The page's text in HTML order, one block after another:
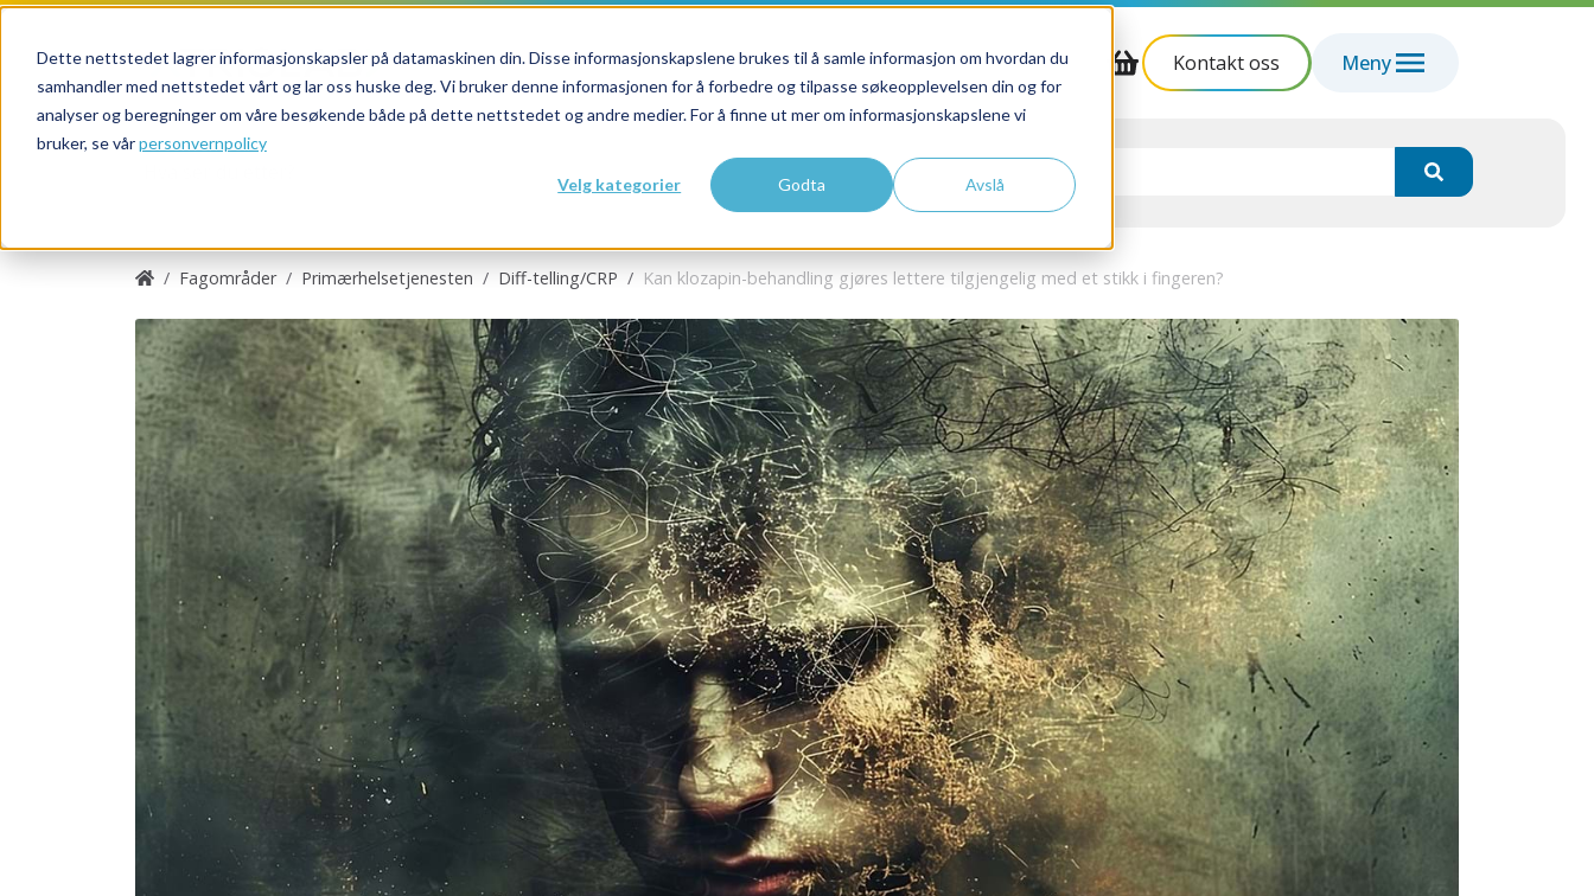
Dette nettstedet lagrer informasjonskapsler på datamaskinen din. Disse informasjonskapslene brukes til å samle informasjon om hvordan du
samhandler med nettstedet vårt og lar oss huske deg. Vi bruker denne informasjonen for å forbedre og tilpasse søkeopplevelsen din og for
analyser og beregninger om våre besøkende både på dette nettstedet og andre medier. For å finne ut mer om informasjonskapslene vi
bruker, se vårpersonvernpolicy
Velg kategorier Godta Avslå
Kontakt oss Meny
Fagområder Primærhelsetjenesten Diff-telling/CRP Kan klozapin-behandling gjøres lettere tilgjengelig med et stikk i fingeren?